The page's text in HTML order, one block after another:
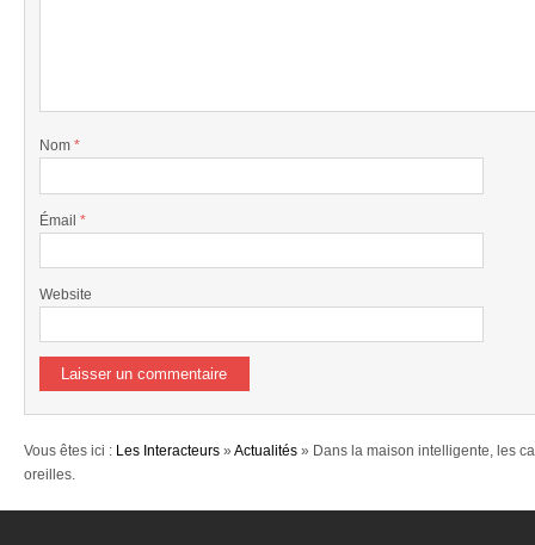
Nom *
Émail *
Website
Vous êtes ici : Les Interacteurs » Actualités » Dans la maison intelligente, les
oreilles.